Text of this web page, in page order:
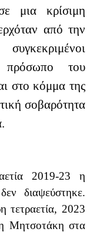
μια κρίσιμη
από την
πρόσωπο του
στο κόμμα της
σοβαρότητα
2019-23 η
διαψεύστηκε.
τετραετία, 2023
Μητσοτάκη στα